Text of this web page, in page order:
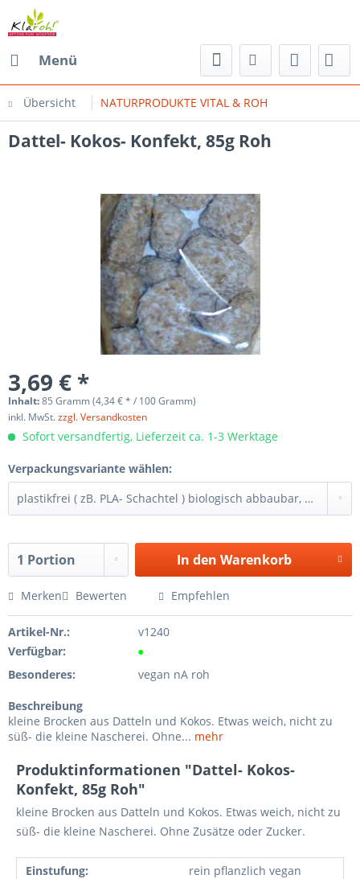
Menü
Übersicht NATURPRODUKTE VITAL & ROH
Dattel- Kokos- Konfekt, 85g Roh
3,69 € *
Inhalt:85 Gramm (4,34 € * / 100 Gramm)
inkl. MwSt.zzgl. Versandkosten
Sofort versandfertig, Lieferzeit ca. 1-3 Werktage
Verpackungsvariante wählen:
In den Warenkorb
Merken Bewerten Empfehlen
Artikel-Nr.:
v1240
Verfügbar:
●
Besonderes:
vegan nA roh
Beschreibung
kleine Brocken aus Datteln und Kokos. Etwas weich, nicht zu
süß- die kleine Nascherei. Ohne... mehr
Produktinformationen "Dattel- Kokos-
Konfekt, 85g Roh"
kleine Brocken aus Datteln und Kokos. Etwas weich, nicht zu
süß- die kleine Nascherei. Ohne Zusätze oder Zucker.
Einstufung:
rein pflanzlich vegan